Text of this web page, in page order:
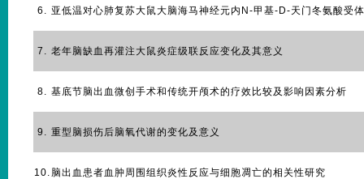
6. 亚低温对心肺复苏大鼠大脑海马神经元内N-甲基-D-天门冬氨酸受
7. 老年脑缺血再灌注大鼠炎症级联反应变化及其意义
8. 基底节脑出血微创手术和传统开颅术的疗效比较及影响因素分析
9. 重型脑损伤后脑氧代谢的变化及意义
10. 脑出血患者血肿周围组织炎性反应与细胞凋亡的相关性研究